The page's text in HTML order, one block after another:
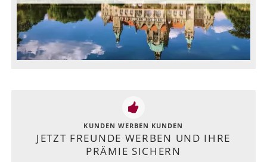
KUNDEN WERBEN KUNDEN
JETZT FREUNDE WERBEN UND IHRE
PRÄMIE SICHERN